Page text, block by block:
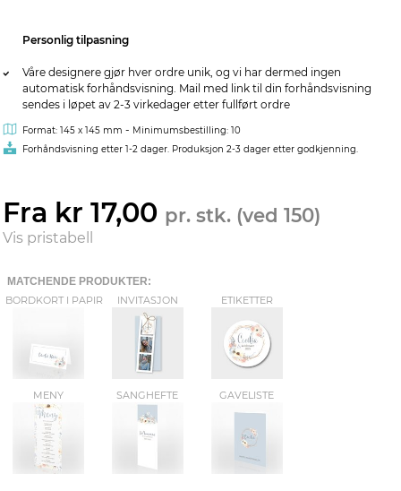
Personlig tilpasning
Våre designere gjør hver ordre unik, og vi har dermed ingen
automatisk forhåndsvisning. Mail med link til din forhåndsvisning
sendes i løpet av 2-3 virkedager etter fullført ordre
Format: 145 x 145 mm - Minimumsbestilling: 10
Forhåndsvisning etter 1-2 dager. Produksjon 2-3 dager etter godkjenning.
Fra kr 17,00 pr. stk. (ved 150)
Vis pristabell
MATCHENDE PRODUKTER:
BORDKORT I PAPIR
INVITASJON ETIKETTER
MENY SANGHEFTE GAVELISTE